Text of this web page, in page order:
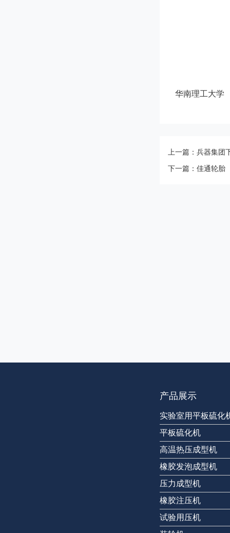
华南理工大学
上一篇：兵器集团
下一篇：佳通轮胎
产品展示
实验室用平板硫化
平板硫化机
高温热压成型机
橡胶发泡成型机
压力成型机
橡胶注压机
试验用压机